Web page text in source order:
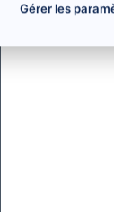
Gérer les